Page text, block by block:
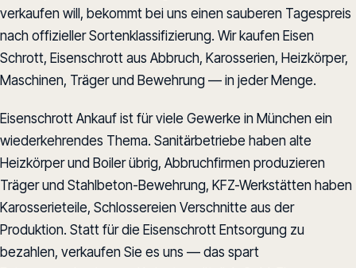
verkaufen will, bekommt bei uns einen sauberen Tagespreis
nach offizieller Sortenklassifizierung. Wir kaufen Eisen
Schrott, Eisenschrott aus Abbruch, Karosserien, Heizkörper,
Maschinen, Träger und Bewehrung — in jeder Menge.
Eisenschrott Ankauf ist für viele Gewerke in München ein
wiederkehrendes Thema. Sanitärbetriebe haben alte
Heizkörper und Boiler übrig, Abbruchfirmen produzieren
Träger und Stahlbeton-Bewehrung, KFZ-Werkstätten haben
Karosserieteile, Schlossereien Verschnitte aus der
Produktion. Statt für die Eisenschrott Entsorgung zu
bezahlen, verkaufen Sie es uns — das spart